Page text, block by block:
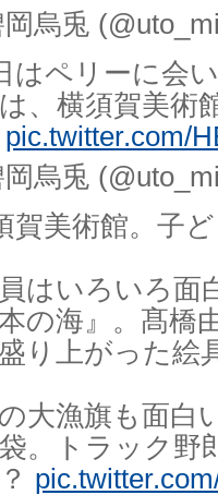
烏兎
はペリーに会
、横須賀美術
pic.twitter.com/
烏兎
賀美術館。子
はいろいろ面
本の海』。髙橋
り上がった絵
大漁旗も面白
。トラック野